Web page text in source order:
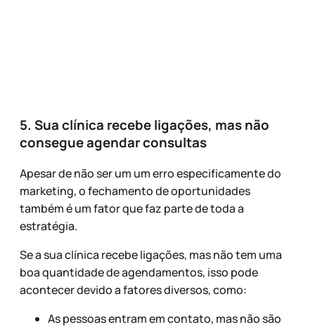
5. Sua clínica recebe ligações, mas não
consegue agendar consultas
Apesar de não ser um um erro especificamente do
marketing, o fechamento de oportunidades
também é um fator que faz parte de toda a
estratégia.
Se a sua clínica recebe ligações, mas não tem uma
boa quantidade de agendamentos, isso pode
acontecer devido a fatores diversos, como:
As pessoas entram em contato, mas não são